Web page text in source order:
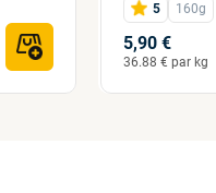
5
160g
5,90 €
36.88 € par kg